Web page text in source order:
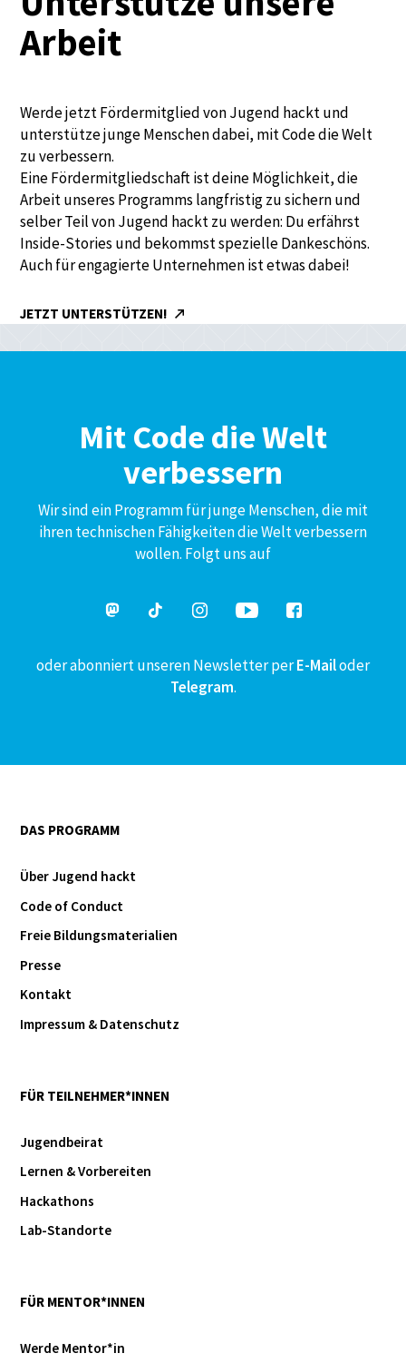
Arbeit
Werde jetzt Fördermitglied von Jugend hackt und
unterstütze junge Menschen dabei, mit Code die Welt
zu verbessern.
Eine Fördermitgliedschaft ist deine Möglichkeit, die
Arbeit unseres Programms langfristig zu sichern und
selber Teil von Jugend hackt zu werden: Du erfährst
Inside-Stories und bekommst spezielle Dankeschöns.
Auch für engagierte Unternehmen ist etwas dabei!
JETZT UNTERSTÜTZEN!
Mit Code die Welt
verbessern
Wir sind ein Programm für junge Menschen, die mit
ihren technischen Fähigkeiten die Welt verbessern
wollen. Folgt uns auf
oder abonniert unseren Newsletter perE-Mailoder
Telegram.
DAS PROGRAMM
Über Jugend hackt
Code of Conduct
Freie Bildungsmaterialien
Presse
Kontakt
Impressum & Datenschutz
FÜR TEILNEHMER*INNEN
Jugendbeirat
Lernen & Vorbereiten
Hackathons
Lab-Standorte
FÜR MENTOR*INNEN
Werde Mentor*in